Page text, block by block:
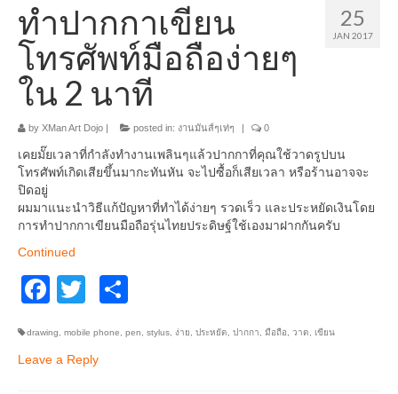
25
JAN 2017
ทำปากกาเขียน
โทรศัพท์มือถือง่ายๆ
ใน 2 นาที
by XMan Art Dojo | posted in: งานมันส์ๆเท่ๆ | 0
เคยมั๊ยเวลาที่กำลังทำงานเพลินๆแล้วปากกาที่คุณใช้วาดรูปบน
โทรศัพท์เกิดเสียขึ้นมากะทันหัน จะไปซื้อก็เสียเวลา หรือร้านอาจจะ
ปิดอยู่
ผมมาแนะนำวิธีแก้ปัญหาที่ทำได้ง่ายๆ รวดเร็ว และประหยัดเงินโดย
การทำปากกาเขียนมือถือรุ่นไทยประดิษฐ์ใช้เองมาฝากกันครับ
Continued
Facebook
Twitter
drawing mobile phone pen stylus ง่าย ประหยัด ปากกา มือถือ วาด เขียน
Leave a Reply